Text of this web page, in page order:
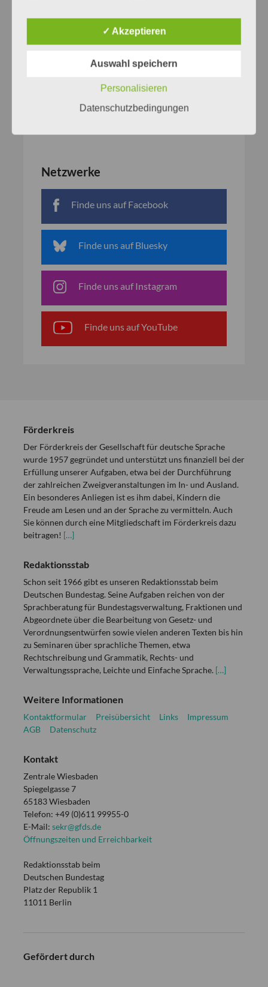
Netzwerke
Finde uns auf Facebook
Finde uns auf Bluesky
Finde uns auf Instagram
Finde uns auf YouTube
Förderkreis
Der Förderkreis der Gesellschaft für deutsche Sprache
wurde 1957 gegründet und unterstützt uns finanziell bei der
Erfüllung unserer Aufgaben, etwa bei der Durchführung
der zahlreichen Zweigveranstaltungen im In- und Ausland.
Ein besonderes Anliegen ist es ihm dabei, Kindern die
Freude am Lesen und an der Sprache zu vermitteln. Auch
Sie können durch eine Mitgliedschaft im Förderkreis dazu
beitragen! […]
Redaktionsstab
Schon seit 1966 gibt es unseren Redaktionsstab beim
Deutschen Bundestag. Seine Aufgaben reichen von der
Sprachberatung für Bundestagsverwaltung, Fraktionen und
Abgeordnete über die Bearbeitung von Gesetz- und
Verordnungsentwürfen sowie vielen anderen Texten bis hin
zu Seminaren über sprachliche Themen, etwa
Rechtschreibung und Grammatik, Rechts- und
Verwaltungssprache, Leichte und Einfache Sprache. […]
Weitere Informationen
Kontaktformular Preisübersicht Links
Impressum
AGB
Datenschutz
Kontakt
Zentrale Wiesbaden
Spiegelgasse 7
65183 Wiesbaden
Telefon: +49 (0)611 99955-0
E-Mail: sekr@gfds.de
Öffnungszeiten und Erreichbarkeit
Redaktionsstab beim
Deutschen Bundestag
Platz der Republik 1
11011 Berlin
Gefördert durch
✓ Akzeptieren
Auswahl speichern
Personalisieren
Datenschutzbedingungen